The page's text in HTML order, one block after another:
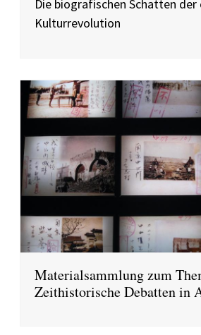
Die biografischen Schatten der
Kulturrevolution
Materialsammlung zum
Zeithistorische Debatten in